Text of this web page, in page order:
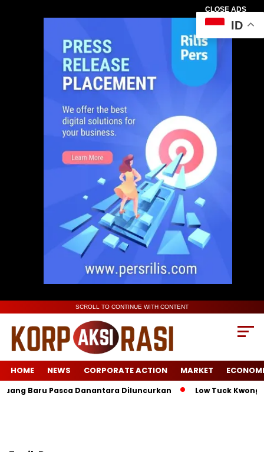
CLOSE ADS
SCROLL TO CONTINUE WITH CONTENT
HOME NEWS CORPORATE ACTION MARKET
Baru Pasca Danantara Diluncurkan Low Tuck Kwong
ID